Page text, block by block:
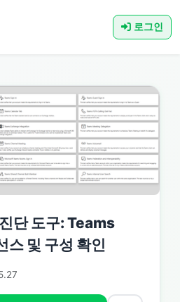
로그인
단 도구: Teams
스 및 구성 확인